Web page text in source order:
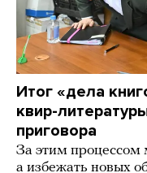
Итог «дела
квир-
приговора
За этим процессом
а избежать новых